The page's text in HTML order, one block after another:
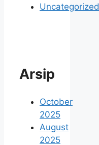
Uncategorized
Arsip
October
2025
August
2025